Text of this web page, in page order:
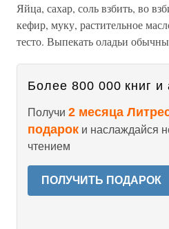
Яйца, сахар, соль взбить, во
кефир, муку, растительное
тесто. Выпекать оладьи
Более 800 000 книг и
Получи 2 месяца
подарок и наслаждайся
чтением
ПОЛУЧИТЬ ПОДАРОК